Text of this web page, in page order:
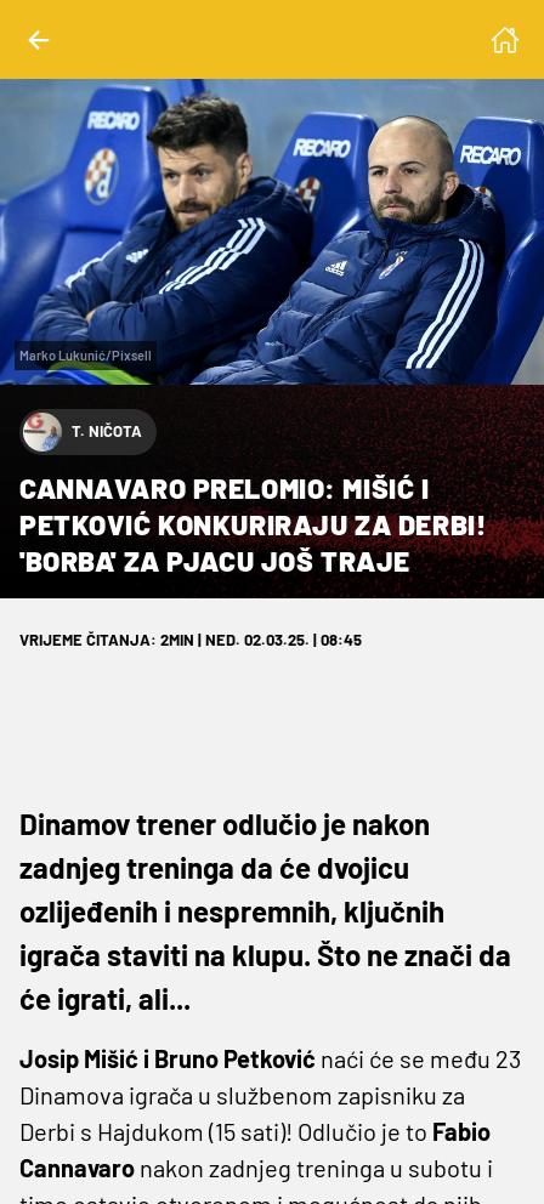
Marko Lukunić/Pixsell
T. NIČOTA
CANNAVARO PRELOMIO: MIŠIĆ I
PETKOVIĆ KONKURIRAJU ZA DERBI!
'BORBA' ZA PJACU JOŠ TRAJE
VRIJEME ČITANJA: 2MIN | NED. 02.03.25. | 08:45
Dinamov trener odlučio je nakon
zadnjeg treninga da će dvojicu
ozlijeđenih i nespremnih, ključnih
igrača staviti na klupu. Što ne znači da
će igrati, ali...
Josip Mišić i Bruno Petković naći će se među 23
Dinamova igrača u službenom zapisniku za
Derbi s Hajdukom (15 sati)! Odlučio je to Fabio
Cannavaro nakon zadnjeg treninga u subotu i